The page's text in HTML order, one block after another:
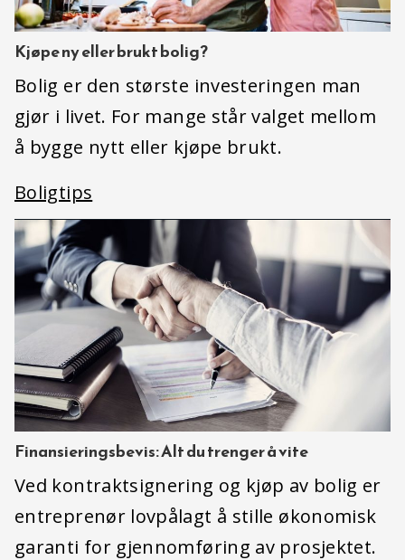
Kjøpe ny eller brukt bolig?
Bolig er den største investeringen man
gjør i livet. For mange står valget mellom
å bygge nytt eller kjøpe brukt.
Boligtips
Finansieringsbevis: Alt du trenger å vite
Ved kontraktsignering og kjøp av bolig er
entreprenør lovpålagt å stille økonomisk
garanti for gjennomføring av prosjektet.